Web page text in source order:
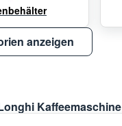
anzeigen
Kaffeemaschine